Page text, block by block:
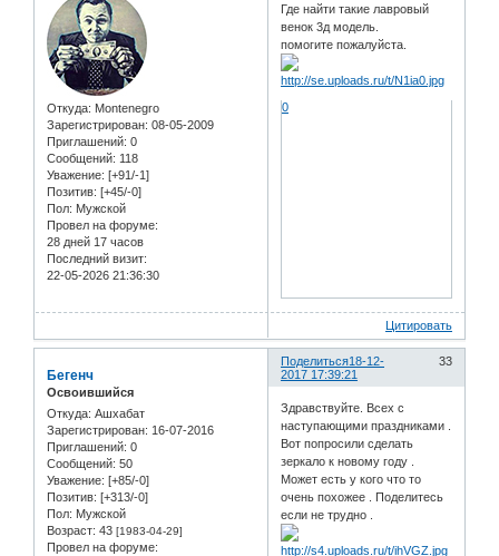
Откуда: Montenegro
Зарегистрирован: 08-05-2009
Приглашений: 0
Сообщений: 118
Уважение: [+91/-1]
Позитив: [+45/-0]
Пол: Мужской
Провел на форуме:
28 дней 17 часов
Последний визит:
22-05-2026 21:36:30
Где найти такие лавровый
венок 3д модель.
помогите пожалуйста.
0
Цитировать
Поделиться 33
18-12-
2017 17:39:21
Бегенч
Освоившийся
Откуда: Ашхабат
Зарегистрирован: 16-07-2016
Приглашений: 0
Сообщений: 50
Уважение: [+85/-0]
Позитив: [+313/-0]
Пол: Мужской
Возраст: 43 [1983-04-29]
Провел на форуме:
Здравствуйте. Всех с
наступающими праздниками .
Вот попросили сделать
зеркало к новому году .
Может есть у кого что то
очень похожее . Поделитесь
если не трудно .